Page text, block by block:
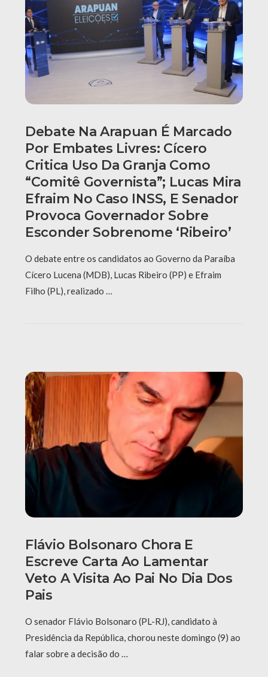
Debate Na Arapuan É Marcado
Por Embates Livres: Cícero
Critica Uso Da Granja Como
“comitê Governista”; Lucas Mira
Efraim No Caso INSS, E Senador
Provoca Governador Sobre
Esconder Sobrenome ‘Ribeiro’
O debate entre os candidatos ao Governo da Paraíba
Cícero Lucena (MDB), Lucas Ribeiro (PP) e Efraim
Filho (PL), realizado …
Flávio Bolsonaro Chora E
Escreve Carta Ao Lamentar
Veto A Visita Ao Pai No Dia Dos
Pais
O senador Flávio Bolsonaro (PL-RJ), candidato à
Presidência da República, chorou neste domingo (9) ao
falar sobre a decisão do …